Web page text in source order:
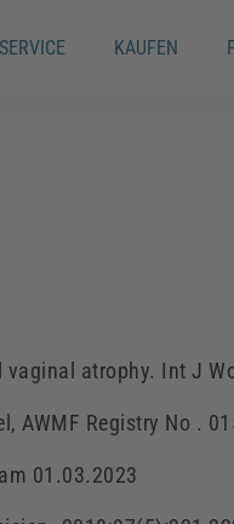
SERVICE KAUFEN
atrophy. Int J
AWMF Registry No .
01.03.2023